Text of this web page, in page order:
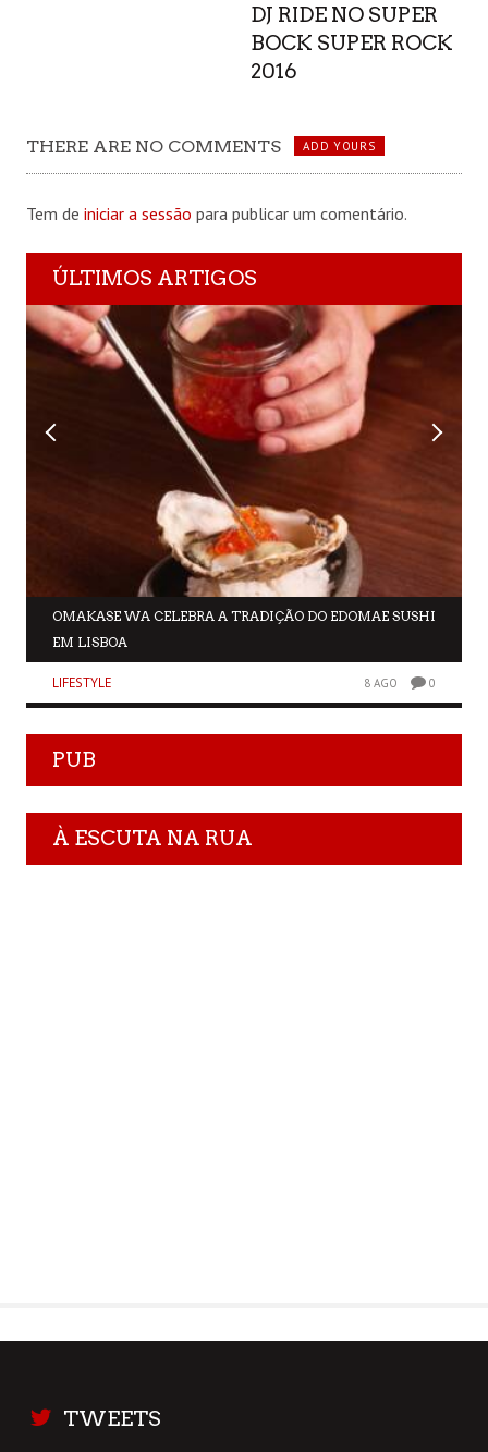
DJ RIDE NO SUPER
BOCK SUPER ROCK
2016
THERE ARE NO COMMENTS ADD YOURS
Tem de iniciar a sessão para publicar um comentário.
ÚLTIMOS ARTIGOS
OMAKASE WA CELEBRA A TRADIÇÃO DO EDOMAE SUSHI
EM LISBOA
LIFESTYLE 8 AGO 0
PUB
À ESCUTA NA RUA
TWEETS